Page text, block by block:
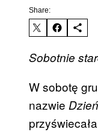
Share:
Sobotnie
W sobotę
nazwie